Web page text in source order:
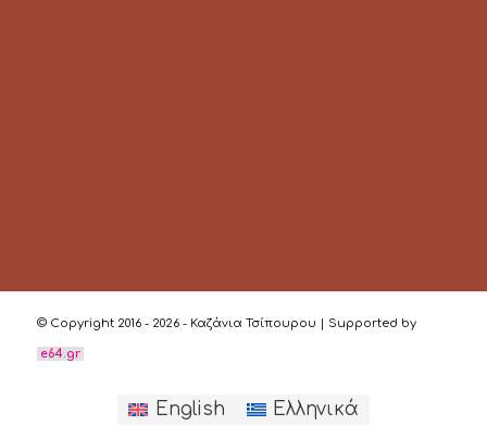
© Copyright 2016 - 2026 - Καζάνια Τσίπουρου | Supported by
e64.gr
English Ελληνικά